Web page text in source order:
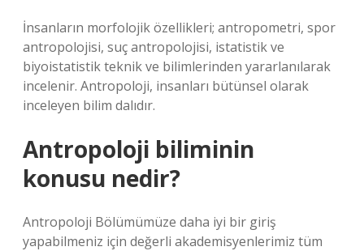
İnsanların morfolojik özellikleri; antropometri, spor
antropolojisi, suç antropolojisi, istatistik ve
biyoistatistik teknik ve bilimlerinden yararlanılarak
incelenir. Antropoloji, insanları bütünsel olarak
inceleyen bilim dalıdır.
Antropoloji biliminin
konusu nedir?
Antropoloji Bölümümüze daha iyi bir giriş
yapabilmeniz için değerli akademisyenlerimiz tüm